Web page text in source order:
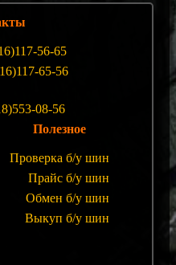
56-65
65-56
08-56
Полезное
Проверка б/у шин
Прайс б/у шин
Обмен б/у шин
Выкуп б/у шин